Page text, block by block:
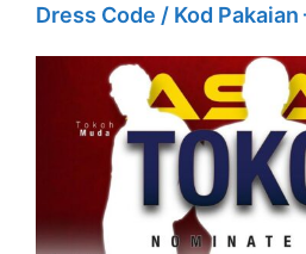
Dress Code / Kod